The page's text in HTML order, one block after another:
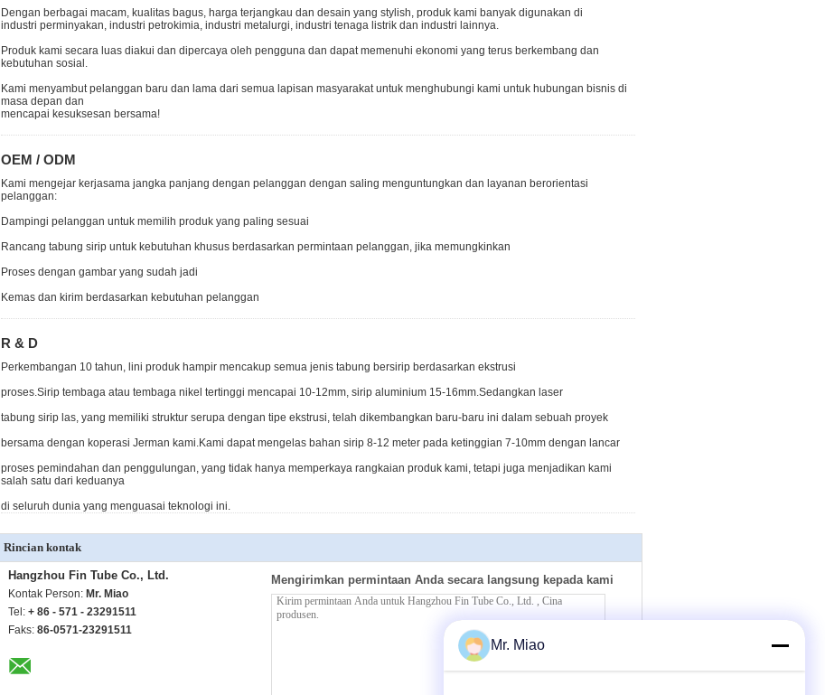
Dengan berbagai macam, kualitas bagus, harga terjangkau dan desain yang stylish, produk kami banyak digunakan di
industri perminyakan, industri petrokimia, industri metalurgi, industri tenaga listrik dan industri lainnya.
Produk kami secara luas diakui dan dipercaya oleh pengguna dan dapat memenuhi ekonomi yang terus berkembang dan
kebutuhan sosial.
Kami menyambut pelanggan baru dan lama dari semua lapisan masyarakat untuk menghubungi kami untuk hubungan bisnis di
masa depan dan
mencapai kesuksesan bersama!
OEM / ODM
Kami mengejar kerjasama jangka panjang dengan pelanggan dengan saling menguntungkan dan layanan berorientasi
pelanggan:
Dampingi pelanggan untuk memilih produk yang paling sesuai
Rancang tabung sirip untuk kebutuhan khusus berdasarkan permintaan pelanggan, jika memungkinkan
Proses dengan gambar yang sudah jadi
Kemas dan kirim berdasarkan kebutuhan pelanggan
R & D
Perkembangan 10 tahun, lini produk hampir mencakup semua jenis tabung bersirip berdasarkan ekstrusi
proses.Sirip tembaga atau tembaga nikel tertinggi mencapai 10-12mm, sirip aluminium 15-16mm.Sedangkan laser
tabung sirip las, yang memiliki struktur serupa dengan tipe ekstrusi, telah dikembangkan baru-baru ini dalam sebuah proyek
bersama dengan koperasi Jerman kami.Kami dapat mengelas bahan sirip 8-12 meter pada ketinggian 7-10mm dengan lancar
proses pemindahan dan penggulungan, yang tidak hanya memperkaya rangkaian produk kami, tetapi juga menjadikan kami
salah satu dari keduanya
di seluruh dunia yang menguasai teknologi ini.
Rincian kontak
Hangzhou Fin Tube Co., Ltd.
Kontak Person: Mr. Miao
Tel: + 86 - 571 - 23291511
Faks: 86-0571-23291511
Mengirimkan permintaan Anda secara langsung kepada kami
Mr. Miao